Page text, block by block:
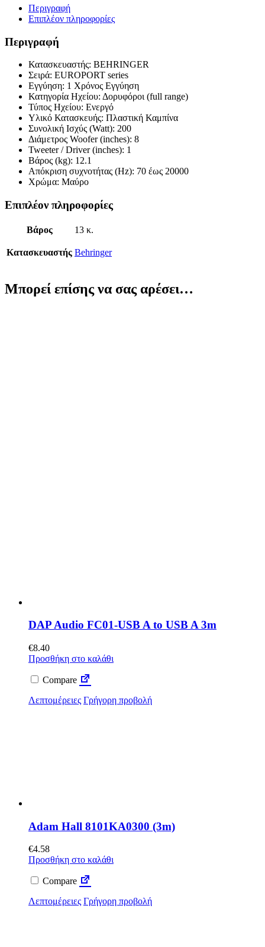
Περιγραφή
Επιπλέον πληροφορίες
Περιγραφή
Κατασκευαστής: BEHRINGER
Σειρά: EUROPORT series
Εγγύηση: 1 Χρόνος Εγγύηση
Κατηγορία Ηχείου: Δορυφόροι (full range)
Τύπος Ηχείου: Ενεργό
Υλικό Κατασκευής: Πλαστική Καμπίνα
Συνολική Ισχύς (Watt): 200
Διάμετρος Woofer (inches): 8
Tweeter / Driver (inches): 1
Βάρος (kg): 12.1
Απόκριση συχνοτήτας (Hz): 70 έως 20000
Χρώμα: Μαύρο
Επιπλέον πληροφορίες
Βάρος 13 κ.
Κατασκευαστής Behringer
Μπορεί επίσης να σας αρέσει…
DAP Audio FC01-USB A to USB A 3m
€8.40
Προσθήκη στο καλάθι
Compare
Λεπτομέρειες Γρήγορη προβολή
Adam Hall 8101KA0300 (3m)
€4.58
Προσθήκη στο καλάθι
Compare
Λεπτομέρειες Γρήγορη προβολή